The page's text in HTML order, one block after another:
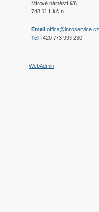
Mírové náměstí 6/6
748 01 Hlučín
Email office@innoservice.cz
Tel +420 773 993 230
WebAdmin